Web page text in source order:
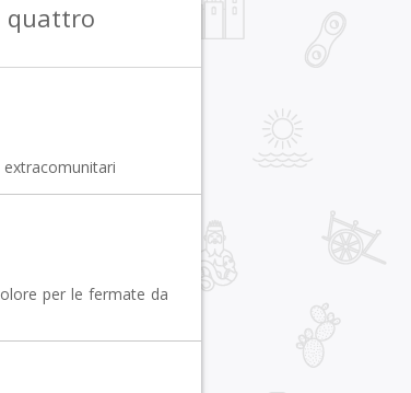
quattro
extracomunitari
per le fermate da